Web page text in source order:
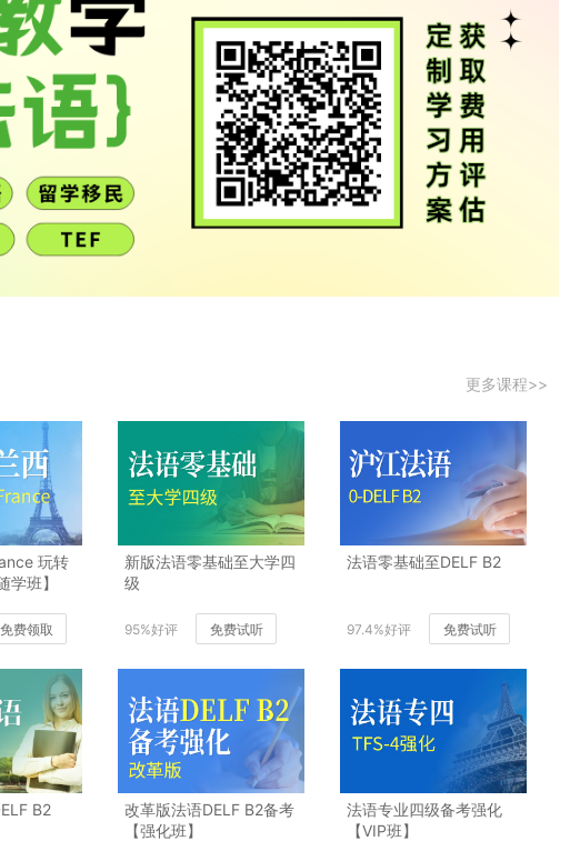
更多课程>>
玩转
学班】
免费领取
新版法语零基础至大学四
级
95%好评 免费试听
法语零基础至DELF B2
97.4%好评 免费试听
B2
改革版法语DELF B2备考
【强化班】
法语专业四级备考强化
【VIP班】